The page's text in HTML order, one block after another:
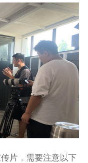
片，需要注意以下